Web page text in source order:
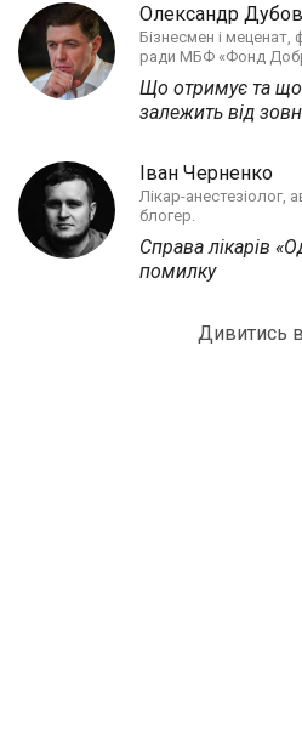
Олександр
Бізнесмен і меценат,
ради МБФ «Фонд
Що отримує та що
залежить від
Іван Черненко
Лікар-анестезіолог,
блогер.
Справа лікарів
помилку
Дивитись